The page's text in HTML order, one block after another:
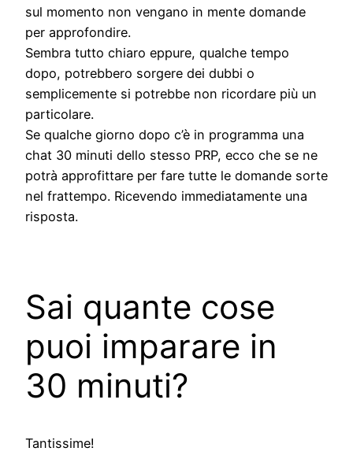
sul momento non vengano in mente domande
per approfondire.
Sembra tutto chiaro eppure, qualche tempo
dopo, potrebbero sorgere dei dubbi o
semplicemente si potrebbe non ricordare più un
particolare.
Se qualche giorno dopo c’è in programma una
chat 30 minuti dello stesso PRP, ecco che se ne
potrà approfittare per fare tutte le domande sorte
nel frattempo. Ricevendo immediatamente una
risposta.
Sai quante cose
puoi imparare in
30 minuti?
Tantissime!